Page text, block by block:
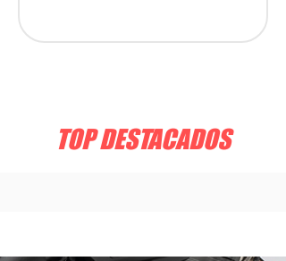
TOP DESTACADOS